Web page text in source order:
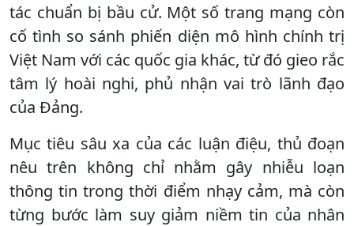
tác chuẩn bị bầu cử. Một số trang mạng còn
cố tình so sánh phiến diện mô hình chính trị
Việt Nam với các quốc gia khác, từ đó gieo rắc
tâm lý hoài nghi, phủ nhận vai trò lãnh đạo
của Đảng.
Mục tiêu sâu xa của các luận điệu, thủ đoạn
nêu trên không chỉ nhằm gây nhiễu loạn
thông tin trong thời điểm nhạy cảm, mà còn
từng bước làm suy giảm niềm tin của nhân